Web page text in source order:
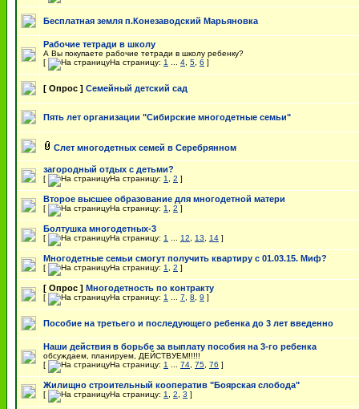
Бесплатная земля п.Конезаводский Марьяновка
Рабочие тетради в школу
А Вы покупаете рабочие тетради в школу ребенку?
[
На страницу: 1 4 5 6 ]
[ Опрос ] Семейный детский сад
Пять лет организации "Сибирские многодетные семьи"
Слет многодетных семей в Серебрянном
загородный отдых с детьми?
[ На страницу: 1 2 ]
Второе высшее образование для многодетной матери
[ На страницу: 1 2 ]
Болтушка многодетных-3
[ На страницу: 1 12 13 14 ]
Многодетные семьи смогут получить квартиру с 01.03.15. Миф?
[ На страницу: 1 2 ]
[ Опрос ] Многодетность по контракту
[ На страницу: 1 7 8 9 ]
Пособие на третьего и последующего ребенка до 3 лет введенно
Наши действия в борьбе за выплату пособия на 3-го ребенка
обсуждаем, планируем, ДЕЙСТВУЕМ!!!!!
[
На страницу: 1 74 75 76 ]
Жилищно строительный кооператив "Боярская слобода"
[ На страницу: 1 2 3 ]